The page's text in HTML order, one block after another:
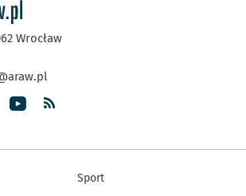
Wrocław
Sport